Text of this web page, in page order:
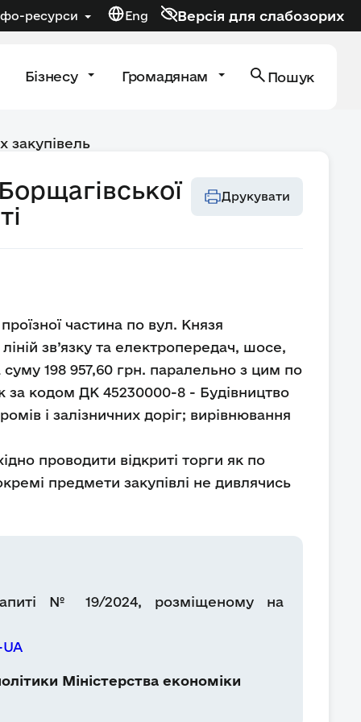
ресурси Eng Версія для слабозорих
Бізнесу Громадянам Пошук
закупівель
Друкувати
частина по вул. Князя
зв’язку та електропередач, шосе,
суму 198 957,60 грн. паралельно з цим по
за кодом ДК 45230000-8 - Будівництво
і залізничних доріг; вирівнювання
проводити відкриті торги як по
предмети закупівлі не дивлячись
№ 19/2024, розміщеному на
Міністерства економіки